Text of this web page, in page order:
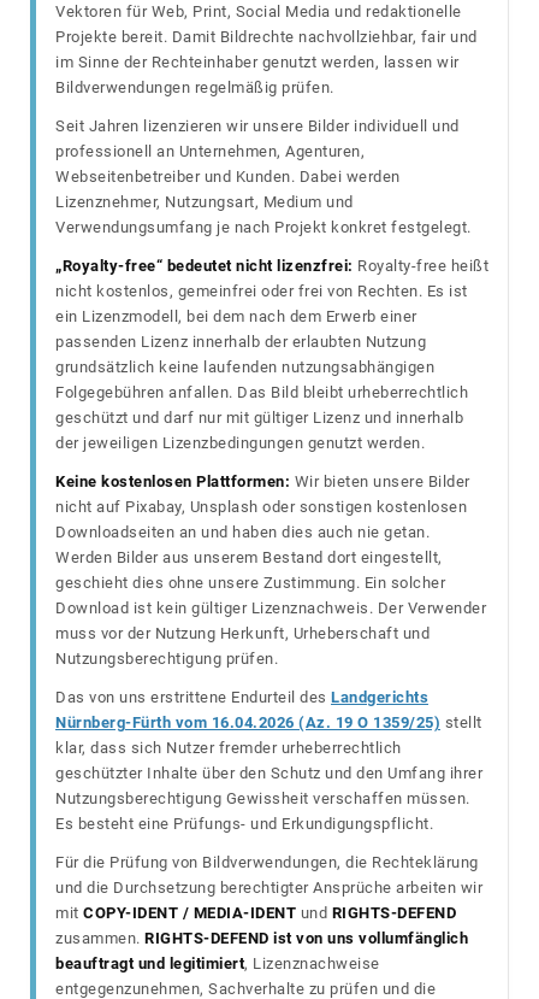
Vektoren für Web, Print, Social Media und redaktionelle
Projekte bereit. Damit Bildrechte nachvollziehbar, fair und
im Sinne der Rechteinhaber genutzt werden, lassen wir
Bildverwendungen regelmäßig prüfen.
Seit Jahren lizenzieren wir unsere Bilder individuell und
professionell an Unternehmen, Agenturen,
Webseitenbetreiber und Kunden. Dabei werden
Lizenznehmer, Nutzungsart, Medium und
Verwendungsumfang je nach Projekt konkret festgelegt.
„Royalty-free“ bedeutet nicht lizenzfrei: Royalty-free heißt
nicht kostenlos, gemeinfrei oder frei von Rechten. Es ist
ein Lizenzmodell, bei dem nach dem Erwerb einer
passenden Lizenz innerhalb der erlaubten Nutzung
grundsätzlich keine laufenden nutzungsabhängigen
Folgegebühren anfallen. Das Bild bleibt urheberrechtlich
geschützt und darf nur mit gültiger Lizenz und innerhalb
der jeweiligen Lizenzbedingungen genutzt werden.
Keine kostenlosen Plattformen: Wir bieten unsere Bilder
nicht auf Pixabay, Unsplash oder sonstigen kostenlosen
Downloadseiten an und haben dies auch nie getan.
Werden Bilder aus unserem Bestand dort eingestellt,
geschieht dies ohne unsere Zustimmung. Ein solcher
Download ist kein gültiger Lizenznachweis. Der Verwender
muss vor der Nutzung Herkunft, Urheberschaft und
Nutzungsberechtigung prüfen.
Das von uns erstrittene Endurteil des Landgerichts
Nürnberg-Fürth vom 16.04.2026 (Az. 19 O 1359/25) stellt
klar, dass sich Nutzer fremder urheberrechtlich
geschützter Inhalte über den Schutz und den Umfang ihrer
Nutzungsberechtigung Gewissheit verschaffen müssen.
Es besteht eine Prüfungs- und Erkundigungspflicht.
Für die Prüfung von Bildverwendungen, die Rechteklärung
und die Durchsetzung berechtigter Ansprüche arbeiten wir
mit COPY-IDENT / MEDIA-IDENT und RIGHTS-DEFEND
zusammen. RIGHTS-DEFEND ist von uns vollumfänglich
beauftragt und legitimiert, Lizenznachweise
entgegenzunehmen, Sachverhalte zu prüfen und die